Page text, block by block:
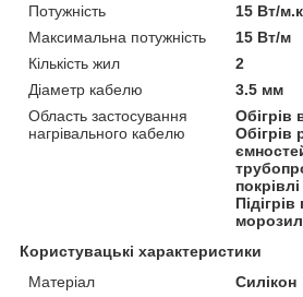
Потужність
15 Вт/
Максимальна потужність
15 Вт/м
Кількість жил
2
Діаметр кабелю
3.5 мм
Область застосування
нагрівального кабелю
Обігрів
Обігрів
Підігрів
Користувацькi характеристики
Матеріал
Силікон